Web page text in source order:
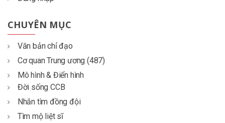
CHUYÊN MỤC
Văn bản chỉ đạo
Cơ quan Trung ương (487)
Mô hình & Điển hình
Đời sống CCB
Nhắn tìm đồng đội
Tìm mộ liệt sĩ